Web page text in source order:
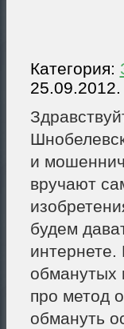
Категория:
25.09.2012.
и
вручают
будем
обманутых
про метод
обмануть